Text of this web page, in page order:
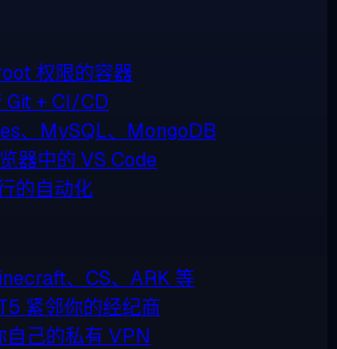
权限的容器
Git + CI/CD
、MySQL、MongoDB
器中的 VS Code
的自动化
、CS、ARK 等
紧邻你的经纪商
自己的私有 VPN